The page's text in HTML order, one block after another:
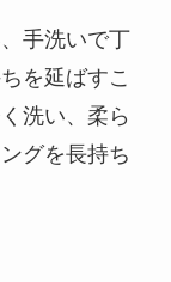
手洗いで丁
を延ばすこ
洗い、柔ら
グを長持ち